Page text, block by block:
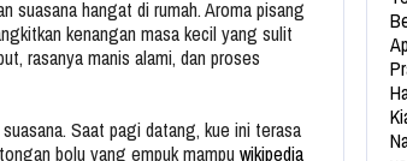
suasana hangat di rumah. Aroma pisang
kenangan masa kecil yang sulit
rasanya manis alami, dan proses
Saat pagi datang, kue ini terasa
bolu yang empuk mampu wikipedia